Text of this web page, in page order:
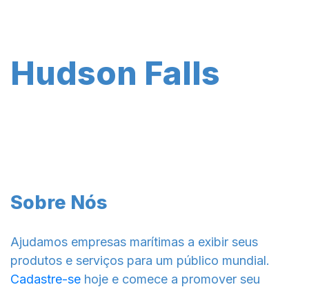
Hudson Falls
Sobre Nós
Ajudamos empresas marítimas a exibir seus
produtos e serviços para um público mundial.
Cadastre-se hoje e comece a promover seu